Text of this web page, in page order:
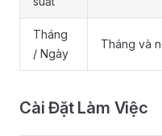
Tháng
/ Ngày
Tháng và
Cài Đặt Làm Việc